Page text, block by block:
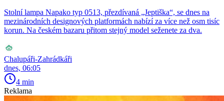
Stolní lampa Napako typ 0513, přezdívaná „Jeptiška“, se dnes na
mezinárodních designových platformách nabízí za více než osm tisíc
korun. Na českém bazaru přitom stejný model seženete za dva.
Chalupáři-Zahrádkáři
dnes, 06:05
4 min
Reklama